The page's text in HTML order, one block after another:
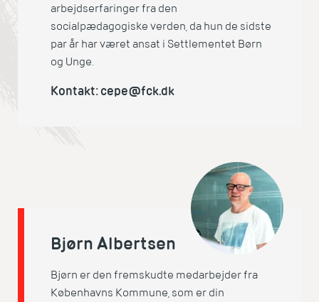
arbejdserfaringer fra den
socialpædagogiske verden, da hun de sidste
par år har været ansat i Settlementet Børn
og Unge.
Kontakt: cepe@fck.dk
Bjørn Albertsen
Bjørn er den fremskudte medarbejder fra
Københavns Kommune, som er din